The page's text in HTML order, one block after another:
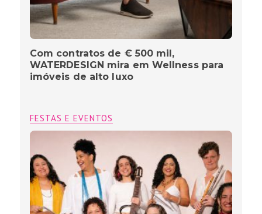
Com contratos de € 500 mil,
WATERDESIGN mira em Wellness para
imóveis de alto luxo
FESTAS E EVENTOS